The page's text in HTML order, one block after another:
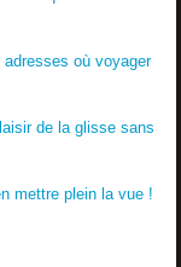
adresses où voyager
de la glisse sans
mettre plein la vue !